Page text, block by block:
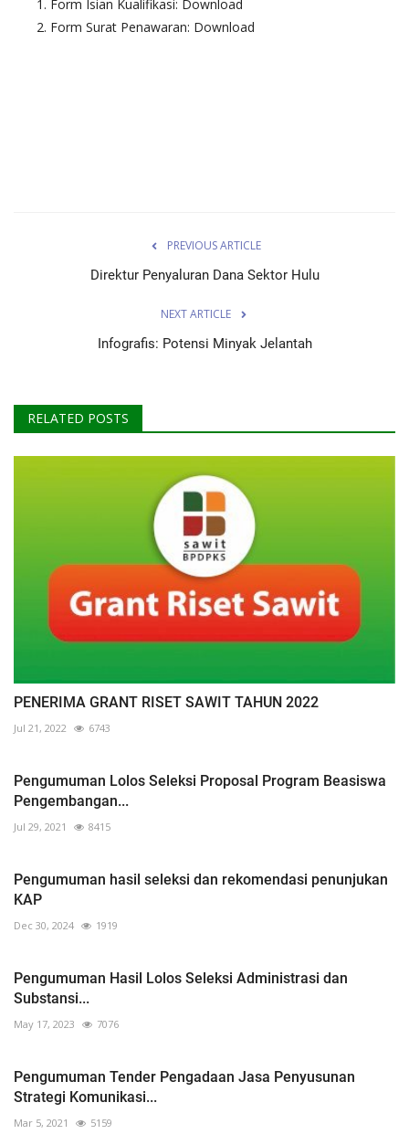
Form Isian Kualifikasi: Download
Form Surat Penawaran: Download
PREVIOUS ARTICLE
Direktur Penyaluran Dana Sektor Hulu
NEXT ARTICLE
Infografis: Potensi Minyak Jelantah
RELATED POSTS
PENERIMA GRANT RISET SAWIT TAHUN 2022
Jul 21, 2022 6743
Pengumuman Lolos Seleksi Proposal Program Beasiswa
Pengembangan...
Jul 29, 2021 8415
Pengumuman hasil seleksi dan rekomendasi penunjukan
KAP
Dec 30, 2024 1919
Pengumuman Hasil Lolos Seleksi Administrasi dan
Substansi...
May 17, 2023 7076
Pengumuman Tender Pengadaan Jasa Penyusunan
Strategi Komunikasi...
Mar 5, 2021 5159